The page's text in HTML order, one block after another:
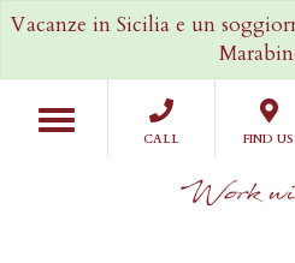
Salta
Vacanze in Sicilia e un
Toggle
navigation
CALL FIND US
Work